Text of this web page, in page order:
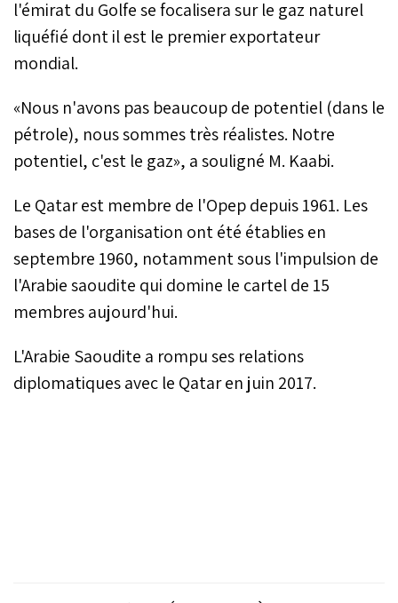
l'émirat du Golfe se focalisera sur le gaz naturel
liquéfié dont il est le premier exportateur
mondial.
«Nous n'avons pas beaucoup de potentiel (dans le
pétrole), nous sommes très réalistes. Notre
potentiel, c'est le gaz», a souligné M. Kaabi.
Le Qatar est membre de l'Opep depuis 1961. Les
bases de l'organisation ont été établies en
septembre 1960, notamment sous l'impulsion de
l'Arabie saoudite qui domine le cartel de 15
membres aujourd'hui.
L'Arabie Saoudite a rompu ses relations
diplomatiques avec le Qatar en juin 2017.